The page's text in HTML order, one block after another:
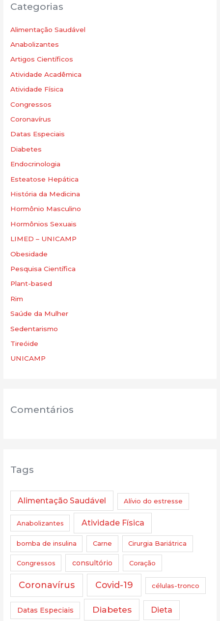
Categorias
Alimentação Saudável
Anabolizantes
Artigos Científicos
Atividade Acadêmica
Atividade Física
Congressos
Coronavírus
Datas Especiais
Diabetes
Endocrinologia
Esteatose Hepática
História da Medicina
Hormônio Masculino
Hormônios Sexuais
LIMED – UNICAMP
Obesidade
Pesquisa Científica
Plant-based
Rim
Saúde da Mulher
Sedentarismo
Tireóide
UNICAMP
Comentários
Tags
Alimentação Saudável Alívio do estresse
Anabolizantes Atividade Física
bomba de insulina Carne Cirurgia Bariátrica
Congressos consultório Coração
Coronavírus Covid-19 células-tronco
Datas Especiais Diabetes Dieta